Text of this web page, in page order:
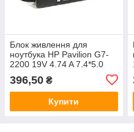
Блок живлення для
ноутбука HP Pavilion G7-
2200 19V 4.74 A 7.4*5.0
396,50 ₴
Купити